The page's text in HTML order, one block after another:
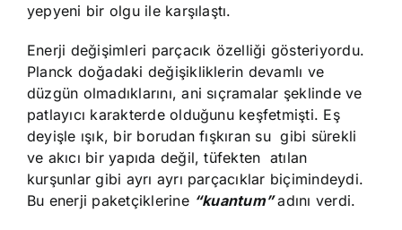
yepyeni bir olgu ile karşılaştı.
Enerji değişimleri parçacık özelliği gösteriyordu.
Planck doğadaki değişikliklerin devamlı ve
düzgün olmadıklarını, ani sıçramalar şeklinde ve
patlayıcı karakterde olduğunu keşfetmişti. Eş
deyişle ışık, bir borudan fışkıran su gibi sürekli
ve akıcı bir yapıda değil, tüfekten atılan
kurşunlar gibi ayrı ayrı parçacıklar biçimindeydi.
Bu enerji paketçiklerine “kuantum”adını verdi.